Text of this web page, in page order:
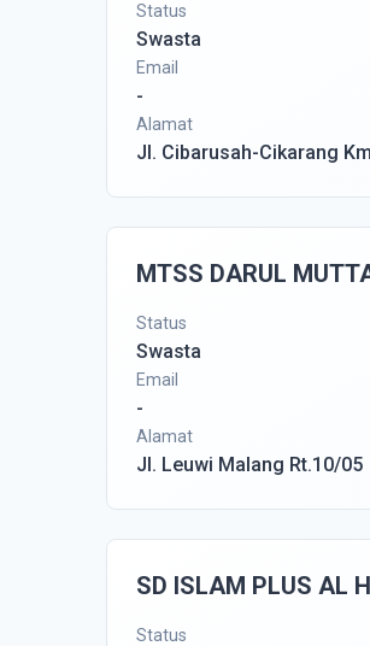
Status
Swasta
Email
-
Alamat
Jl. Cibarusah-Cikarang
MTSS DARUL
Status
Swasta
Email
-
Alamat
Jl. Leuwi Malang Rt.10/05
SD ISLAM PLUS AL
Status